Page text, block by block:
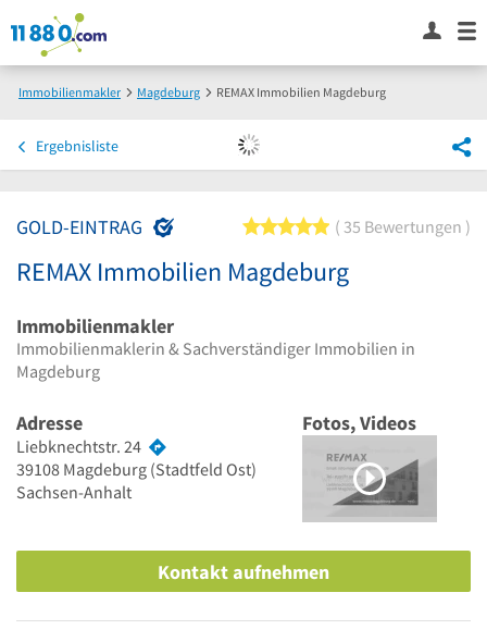
Immobilienmakler Magdeburg REMAX Immobilien Magdeburg
Ergebnisliste
GOLD-EINTRAG 5 von 5 Sternen
35 Bewertungen
REMAX Immobilien Magdeburg
Immobilienmakler
Immobilienmaklerin & Sachverständiger Immobilien in
Magdeburg
Adresse
Liebknechtstr. 24
39108 Magdeburg (Stadtfeld Ost)
Sachsen-Anhalt
Fotos, Videos
Kontakt aufnehmen